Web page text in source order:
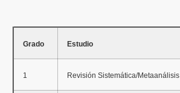
Grado Estudio
1 Revisión Sistemática/Metaanálisis